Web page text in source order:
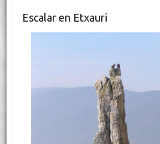
Escalar en Etxauri